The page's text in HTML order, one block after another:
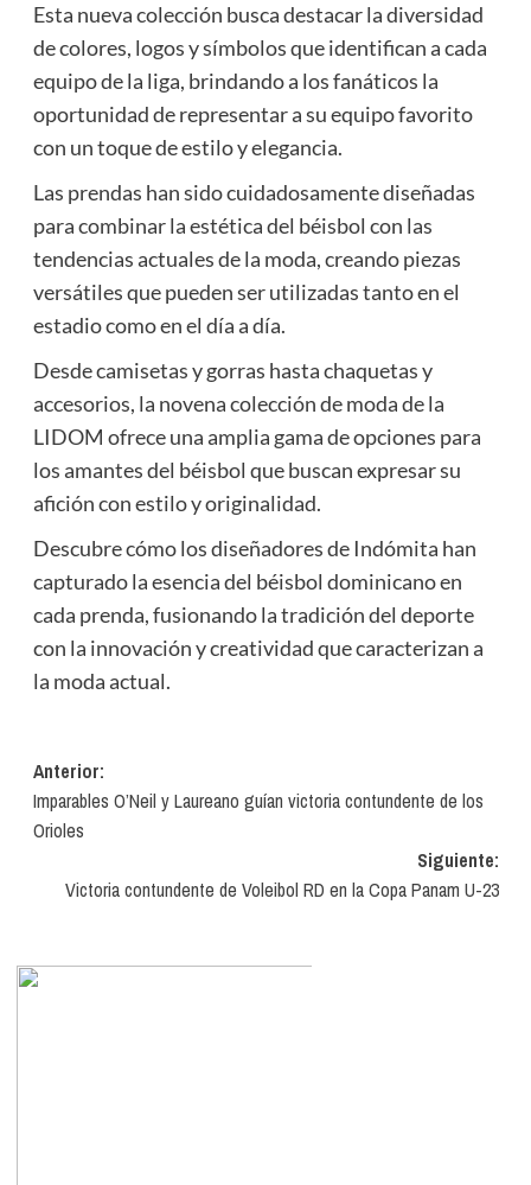
Esta nueva colección busca destacar la diversidad
de colores, logos y símbolos que identifican a cada
equipo de la liga, brindando a los fanáticos la
oportunidad de representar a su equipo favorito
con un toque de estilo y elegancia.
Las prendas han sido cuidadosamente diseñadas
para combinar la estética del béisbol con las
tendencias actuales de la moda, creando piezas
versátiles que pueden ser utilizadas tanto en el
estadio como en el día a día.
Desde camisetas y gorras hasta chaquetas y
accesorios, la novena colección de moda de la
LIDOM ofrece una amplia gama de opciones para
los amantes del béisbol que buscan expresar su
afición con estilo y originalidad.
Descubre cómo los diseñadores de Indómita han
capturado la esencia del béisbol dominicano en
cada prenda, fusionando la tradición del deporte
con la innovación y creatividad que caracterizan a
la moda actual.
Navegación
de
entradas
Anterior:
Imparables O’Neil y Laureano guían victoria contundente de los
Orioles
Siguiente:
Victoria contundente de Voleibol RD en la Copa Panam U-23